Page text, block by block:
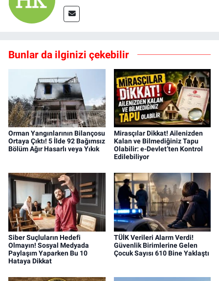
Bunlar da ilginizi çekebilir
Orman Yangınlarının Bilançosu
Ortaya Çıktı! 5 İlde 92 Bağımsız
Bölüm Ağır Hasarlı veya Yıkık
Mirasçılar Dikkat! Ailenizden
Kalan ve Bilmediğiniz Tapu
Olabilir: e-Devlet’ten Kontrol
Edilebiliyor
Siber Suçluların Hedefi
Olmayın! Sosyal Medyada
Paylaşım Yaparken Bu 10
Hataya Dikkat
TÜİK Verileri Alarm Verdi!
Güvenlik Birimlerine Gelen
Çocuk Sayısı 610 Bine Yaklaştı